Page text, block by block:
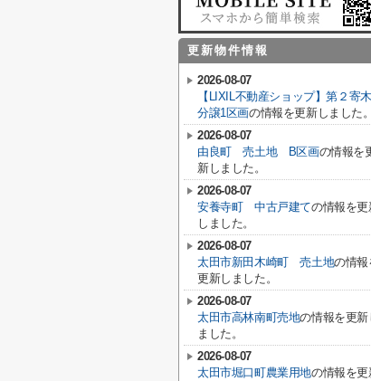
更新物件情報
2026-08-07
【LIXIL不動産ショップ】第２寄
分譲1区画の情報を更新しました。
2026-08-07
由良町 売土地 B区画の情報を
新しました。
2026-08-07
安養寺町 中古戸建ての情報を更
しました。
2026-08-07
太田市新田木崎町 売土地の情報
更新しました。
2026-08-07
太田市高林南町売地の情報を更新
ました。
2026-08-07
太田市堀口町農業用地の情報を更